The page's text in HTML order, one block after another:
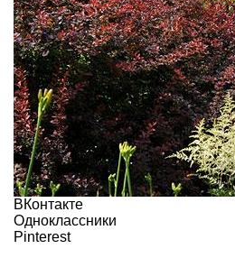
ВКонтакте
Одноклассники
Pinterest